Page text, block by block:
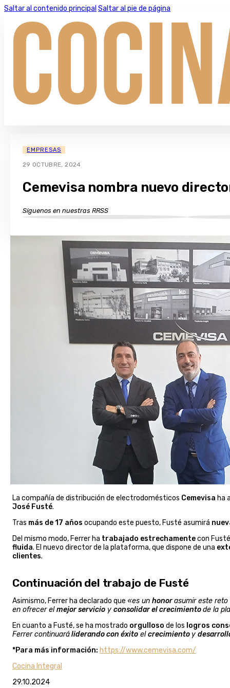
Saltar al contenido principal Saltar al pie de página
EMPRESAS
29 OCTUBRE, 2024
Cemevisa nombra nuevo
Síguenos en nuestras RRSS
La compañía de distribución de electrodomésticos Cemevisa ha
José Fusté.
Tras más de 17 años ocupando este puesto, Fusté asumirá
Del mismo modo, Ferrer ha trabajado estrechamentecon
fluida. El nuevo director de la plataforma, que dispone de una
clientes.
Continuación del trabajo de Fusté
Asimismo, Ferrer ha declarado que «es un honorasumir este
en ofrecer elmejor servicio y consolidar el crecimientode la
En cuanto a Fusté, se ha mostrado orgulloso de los logros
Ferrer continuaráliderando con éxito elcrecimiento y
*Para más información: https://www.cemevisa.com/
Cocina Integral
29.10.2024